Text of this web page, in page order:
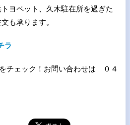
ヨペット、久木駐在所を過ぎた
も承ります。
ラ
チェック！お問い合わせは ０４